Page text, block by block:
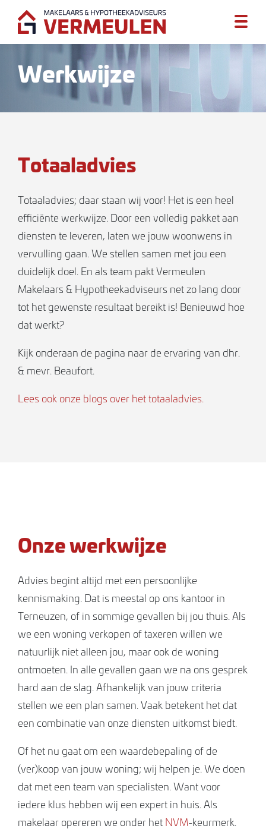
Werkwijze
Totaaladvies
Totaaladvies; daar staan wij voor! Het is een heel
efficiënte werkwijze. Door een volledig pakket aan
diensten te leveren, laten we jouw woonwens in
vervulling gaan. We stellen samen met jou een
duidelijk doel. En als team pakt Vermeulen
Makelaars & Hypotheekadviseurs net zo lang door
tot het gewenste resultaat bereikt is! Benieuwd hoe
dat werkt?
Kijk onderaan de pagina naar de ervaring van dhr.
& mevr. Beaufort.
Lees ook onze blogs over het totaaladvies.
Onze werkwijze
Advies begint altijd met een persoonlijke
kennismaking. Dat is meestal op ons kantoor in
Terneuzen, of in sommige gevallen bij jou thuis. Als
we een woning verkopen of taxeren willen we
natuurlijk niet alleen jou, maar ook de woning
ontmoeten. In alle gevallen gaan we na ons gesprek
hard aan de slag. Afhankelijk van jouw criteria
stellen we een plan samen. Vaak betekent het dat
een combinatie van onze diensten uitkomst biedt.
Of het nu gaat om een waardebepaling of de
(ver)koop van jouw woning; wij helpen je. We doen
dat met een team van specialisten. Want voor
iedere klus hebben wij een expert in huis. Als
makelaar opereren we onder het NVM-keurmerk.